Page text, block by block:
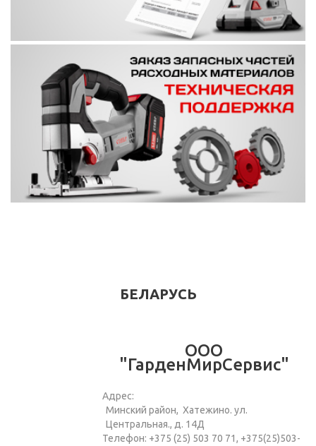
БЕЛАРУСЬ
ООО
"ГарденМирСервис"
Адрес:
Минский район, Хатежино. ул.
Центральная., д. 14Д
Телефон: +375 (25) 503 70 71, +375(25)503-